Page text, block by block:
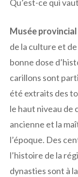
Qu’est-ce qui
Musée
de la culture et de
bonne dose
carillons sont
été extraits des
le haut niveau de
ancienne et la
l’époque. Des
l’histoire de la
dynasties sont à